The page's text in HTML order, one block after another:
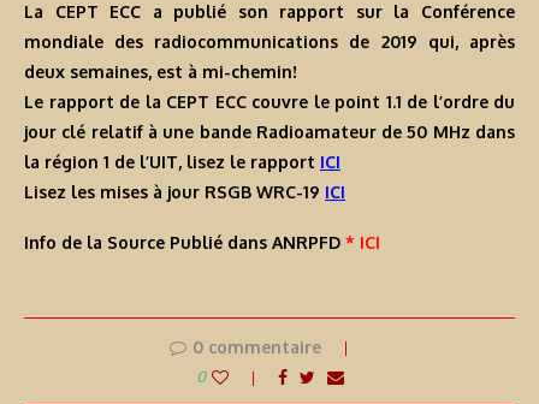
La CEPT ECC a publié son rapport sur la Conférence
mondiale des radiocommunications de 2019 qui, après
deux semaines, est à mi-chemin!
Le rapport de la CEPT ECC couvre le point 1.1 de l’ordre du
jour clé relatif à une bande Radioamateur de 50 MHz dans
la région 1 de l’UIT, lisez le rapport ICI
Lisez les mises à jour RSGB WRC-19 ICI
Info de la Source Publié dans ANRPFD * ICI
0 commentaire
0